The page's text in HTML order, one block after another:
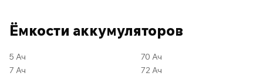
Ёмкости аккумуляторов
5 Ач
7 Ач
70 Ач
72 Ач